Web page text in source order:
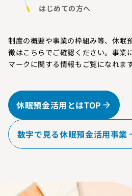
はじめての方へ
制度の概要や事業の枠組み等、休眠
徴はこちらでご確認ください。事業
マークに関する情報もご覧になれます
休眠預金活用とはTOP
数字で見る休眠預金活用事業